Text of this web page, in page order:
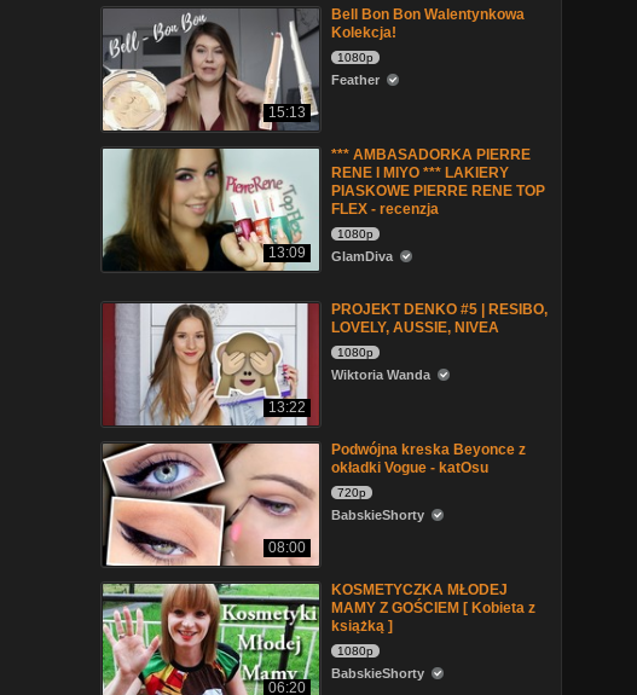
15:13
Bell Bon Bon Walentynkowa
Kolekcja!
1080p
Feather
13:09
*** AMBASADORKA PIERRE
RENE I MIYO *** LAKIERY
PIASKOWE PIERRE RENE TOP
FLEX - recenzja
1080p
GlamDiva
13:22
PROJEKT DENKO #5 | RESIBO,
LOVELY, AUSSIE, NIVEA
1080p
Wiktoria Wanda
08:00
Podwójna kreska Beyonce z
okładki Vogue - katOsu
720p
BabskieShorty
06:20
KOSMETYCZKA MŁODEJ
MAMY Z GOŚCIEM [ Kobieta z
książką ]
1080p
BabskieShorty